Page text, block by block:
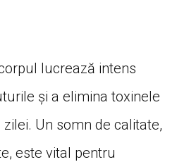
lucrează intens
și a elimina toxinele
Un somn de calitate,
este vital pentru